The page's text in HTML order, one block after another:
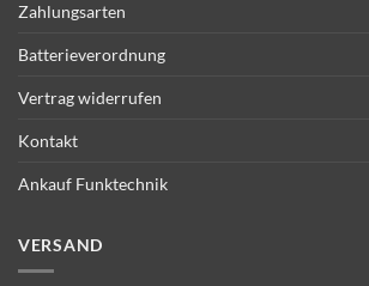
Zahlungsarten
Batterieverordnung
Vertrag widerrufen
Kontakt
Ankauf Funktechnik
VERSAND